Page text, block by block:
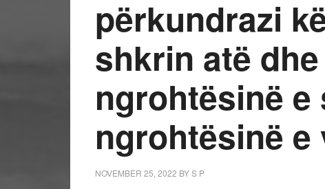
përkundrazi
shkrin atë
ngrohtësinë
ngrohtësinë e
NOVEMBER 25, 2022 BYS P